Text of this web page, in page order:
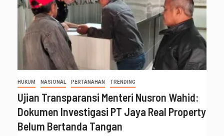
HUKUM NASIONAL PERTANAHAN TRENDING
Ujian Transparansi Menteri Nusron Wahid:
Dokumen Investigasi PT Jaya Real Property
Belum Bertanda Tangan